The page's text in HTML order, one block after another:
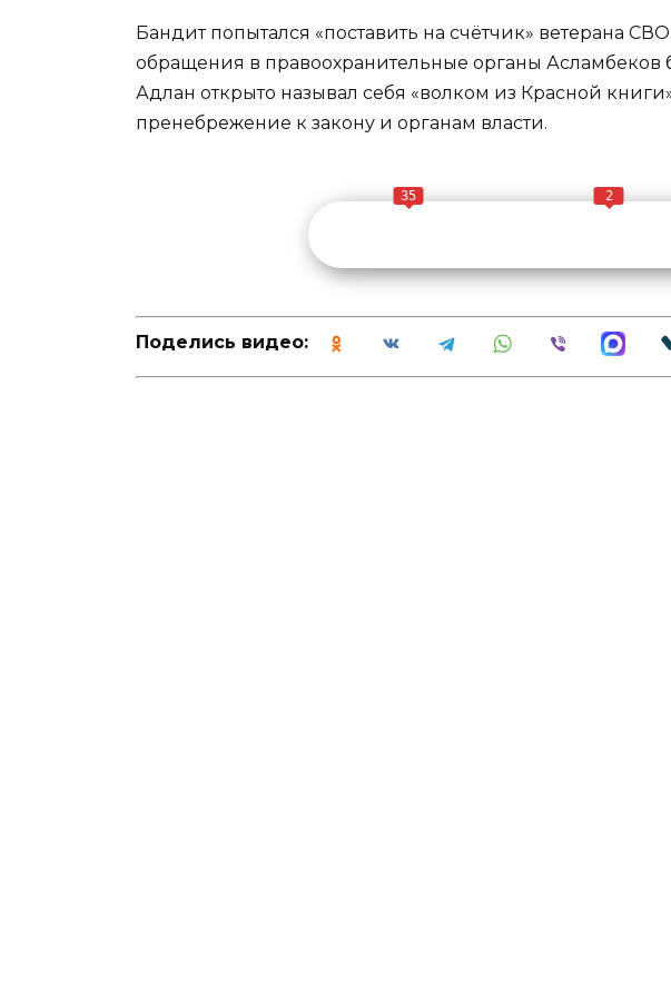
Бандит попытался «поставить на счётчик» ветерана
обращения в правоохранительные органы Асламбеков
Адлан открыто называл себя «волком из Красной
пренебрежение к закону и органам власти.
35 2
Поделись видео: